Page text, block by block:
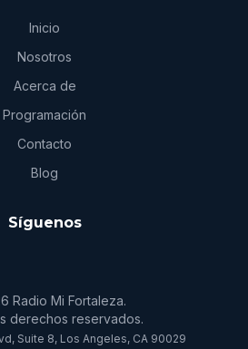
Inicio
Nosotros
Acerca de
Programación
Contacto
Blog
Síguenos
Radio Mi Fortaleza.
derechos reservados.
Suite 8, Los Angeles, CA 90029